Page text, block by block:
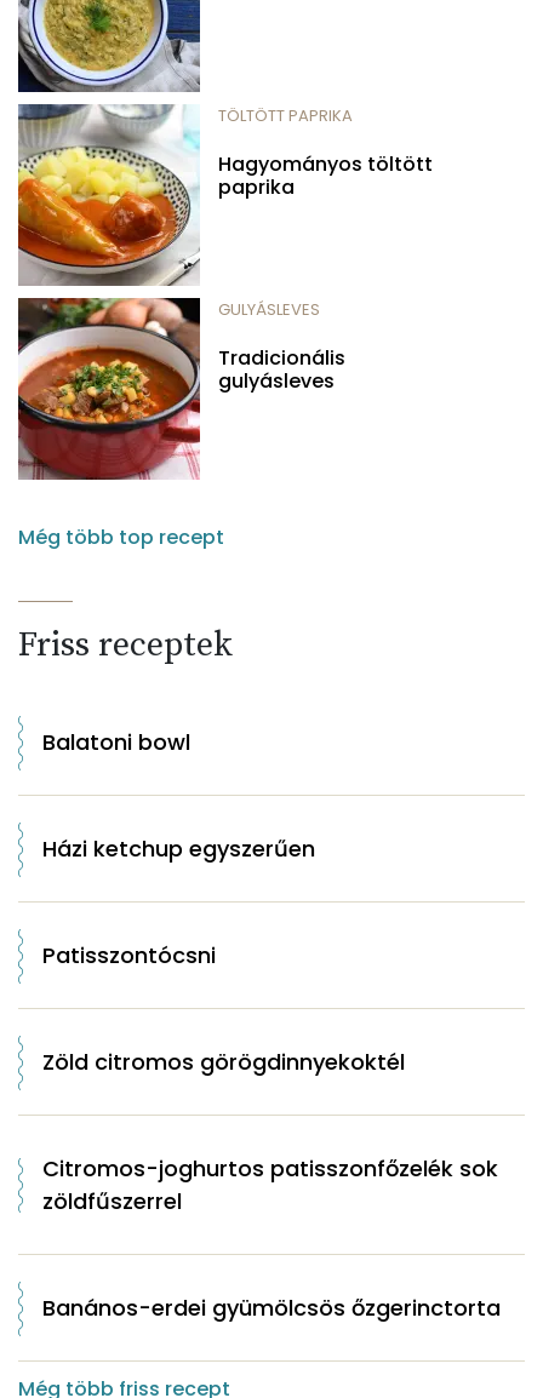
TÖLTÖTT PAPRIKA
Hagyományos töltött
paprika
GULYÁSLEVES
Tradicionális
gulyásleves
Még több top recept
Friss receptek
Balatoni bowl
Házi ketchup egyszerűen
Patisszontócsni
Zöld citromos görögdinnyekoktél
Citromos-joghurtos patisszonfőzelék sok
zöldfűszerrel
Banános-erdei gyümölcsös őzgerinctorta
Még több friss recept